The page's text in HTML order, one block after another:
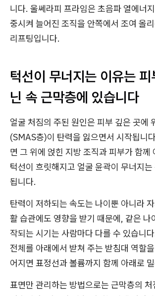
니다. 울쎄라피 프라임은 초음파 열에너
중시켜 늘어진 조직을 안쪽에서 조여 올
리프팅입니다.
턱선이 무너지는 이유는
닌 속 근막층에 있습니다
얼굴 처짐의 주된 원인은 피부 깊은 곳에
(SMAS층)이 탄력을 잃으면서 시작됩니
면 그 위에 얹힌 지방 조직과 피부가 함께
턱선이 흐릿해지고 얼굴 윤곽이 무너지는
됩니다.
탄력이 저하되는 속도는 나이뿐 아니라
활 습관에도 영향을 받기 때문에, 같은 나
작되는 시기는 사람마다 다를 수 있습니
전체를 아래에서 받쳐 주는 받침대 역할
어지면 표정선과 볼륨까지 함께 아래로
표면만 관리하는 방법으로는 근막층의